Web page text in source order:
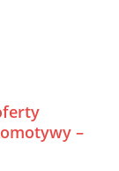
–